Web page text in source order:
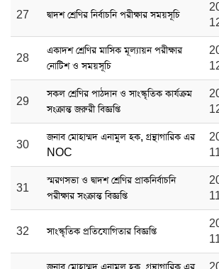
27 দ্বাদশ শ্রেণির নির্বাচনি পরীক্ষার সময়সূচি
28
একাদশ শ্রেণির মাসিক মূল্যায়ন পরীক্ষার
নোটিশ ও সময়সূচি
29
সকল শ্রেণির পাঠদান ও সাংস্কৃতিক কার্যক্রম
সংক্রান্ত জরুরী বিজ্ঞপ্তি
30
জনাব মোহাম্মদ এনামুল হক, গ্রন্থাগারিক এর
NOC
31
স্মরণসভা ও দ্বাদশ শ্রেণির প্রাকনির্বাচনি
পরীক্ষার সংক্রান্ত বিজ্ঞপ্তি
32 সাংস্কৃতিক প্রতিযোগিতার বিজ্ঞপ্তি